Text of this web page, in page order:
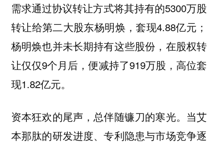
需求通过协议转让方式将其持有的5300万股
转让给第二大股东杨明焕，套现4.88亿元；
杨明焕也并未长期持有这些股份，在股权转
让仅仅9个月后，便减持了919万股，高位套
现1.82亿元。
资本狂欢的尾声，总伴随镰刀的寒光。当艾
本那肽的研发进度、专利隐患与市场竞争逐